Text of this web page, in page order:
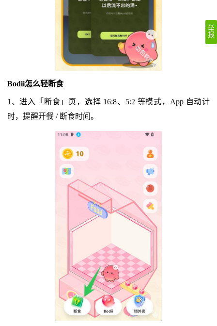
Bodii怎么轻断食
1、进入「断食」页，选择 16:8、5:2 等模式，App 自动计
时，提醒开餐 / 断食时间。
举
报